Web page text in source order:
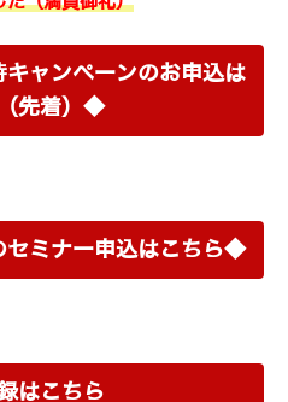
ャンペーンのお申込は
先着）◆
ミナー申込はこちら◆
はこちら